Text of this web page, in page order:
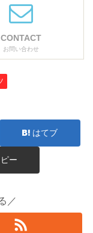
CONTACT
お問い合わせ
はてブ
ー
／